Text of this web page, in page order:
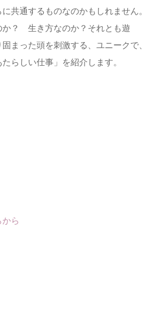
共通するものなのかもしれません。
か？ 生き方なのか？それとも遊
まった頭を刺激する、ユニークで、
らしい仕事」を紹介します。
ら